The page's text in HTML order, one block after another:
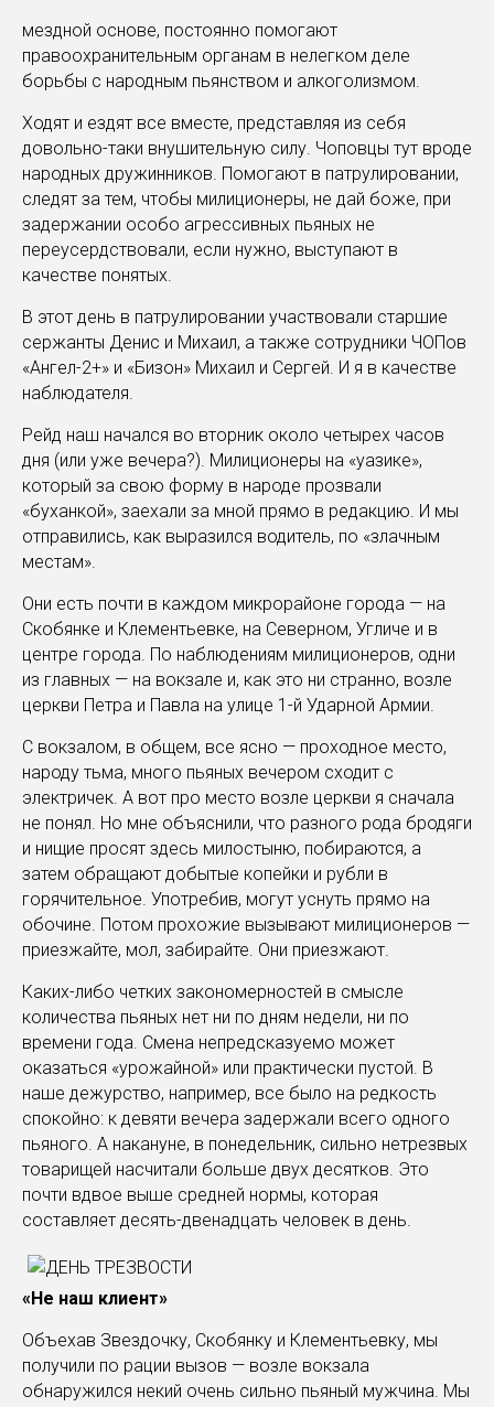
мездной основе, постоянно помогают
правоохранительным органам в нелегком деле
борьбы с народным пьянством и алкоголизмом.
Ходят и ездят все вместе, представляя из себя
довольно-таки внушительную силу. Чоповцы тут вроде
народных дружинников. Помогают в патрулировании,
следят за тем, чтобы милиционеры, не дай боже, при
задержании особо агрессивных пьяных не
переусердствовали, если нужно, выступают в
качестве понятых.
В этот день в патрулировании участвовали старшие
сержанты Денис и Михаил, а также сотрудники ЧОПов
«Ангел-2+» и «Бизон» Михаил и Сергей. И я в качестве
наблюдателя.
Рейд наш начался во вторник около четырех часов
дня (или уже вечера?). Милиционеры на «уазике»,
который за свою форму в народе прозвали
«буханкой», заехали за мной прямо в редакцию. И мы
отправились, как выразился водитель, по «злачным
местам».
Они есть почти в каждом микрорайоне города — на
Скобянке и Клементьевке, на Северном, Угличе и в
центре города. По наблюдениям милиционеров, одни
из главных — на вокзале и, как это ни странно, возле
церкви Петра и Павла на улице 1-й Ударной Армии.
С вокзалом, в общем, все ясно — проходное место,
народу тьма, много пьяных вечером сходит с
электричек. А вот про место возле церкви я сначала
не понял. Но мне объяснили, что разного рода бродяги
и нищие просят здесь милостыню, побираются, а
затем обращают добытые копейки и рубли в
горячительное. Употребив, могут уснуть прямо на
обочине. Потом прохожие вызывают милиционеров —
приезжайте, мол, забирайте. Они приезжают.
Каких-либо четких закономерностей в смысле
количества пьяных нет ни по дням недели, ни по
времени года. Смена непредсказуемо может
оказаться «урожайной» или практически пустой. В
наше дежурство, например, все было на редкость
спокойно: к девяти вечера задержали всего одного
пьяного. А накануне, в понедельник, сильно нетрезвых
товарищей насчитали больше двух десятков. Это
почти вдвое выше средней нормы, которая
составляет десять-двенадцать человек в день.
«Не наш клиент»
Объехав Звездочку, Скобянку и Клементьевку, мы
получили по рации вызов — возле вокзала
обнаружился некий очень сильно пьяный мужчина. Мы